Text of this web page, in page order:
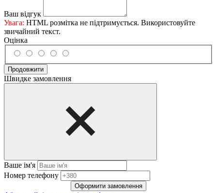
Ваш відгук
Увага: HTML розмітка не підтримується. Використовуйте
звичайний текст.
Оцінка
Продовжити
Швидке замовлення
Ваше ім'я
Нoмep тeлeфoнy
Оформити замовлення